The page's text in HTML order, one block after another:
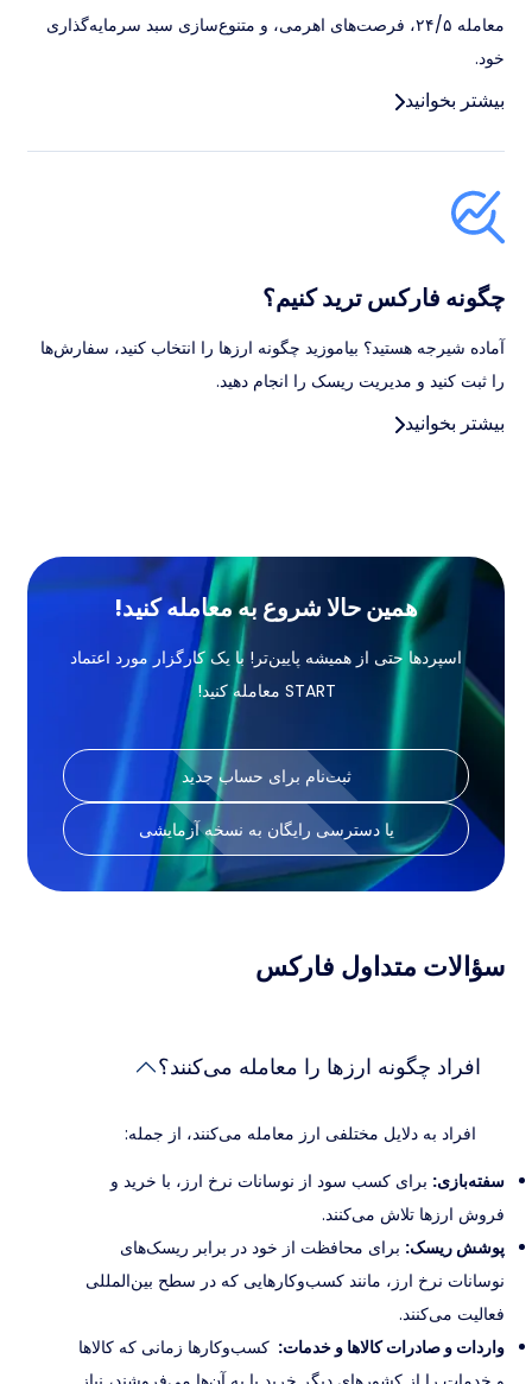
معامله ۲۴/۵، فرصت‌های اهرمی، و متنوع‌سازی سبد سرمایه‌گذاری
خود.
بیشتر بخوانید
چگونه فارکس ترید کنیم؟
آماده شیرجه هستید؟ بیاموزید چگونه ارزها را انتخاب کنید، سفارش‌ها
را ثبت کنید و مدیریت ریسک را انجام دهید.
بیشتر بخوانید
همین حالا شروع به معامله کنید!
اسپردها حتی از همیشه پایین‌تر! با یک کارگزار مورد اعتماد
START معامله کنید!
ثبت‌نام برای حساب جدید
یا دسترسی رایگان به نسخه آزمایشی
سؤالات متداول فارکس
افراد چگونه ارزها را معامله می‌کنند؟
افراد به دلایل مختلفی ارز معامله می‌کنند، از جمله:
سفته‌بازی: برای کسب سود از نوسانات نرخ ارز، با خرید و
فروش ارزها تلاش می‌کنند.
پوشش ریسک: برای محافظت از خود در برابر ریسک‌های
نوسانات نرخ ارز، مانند کسب‌وکارهایی که در سطح بین‌المللی
فعالیت می‌کنند.
واردات و صادرات کالاها و خدمات: کسب‌وکارها زمانی که کالاها